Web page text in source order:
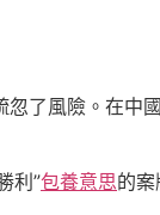
忽了風險。在中
利”包養意思的